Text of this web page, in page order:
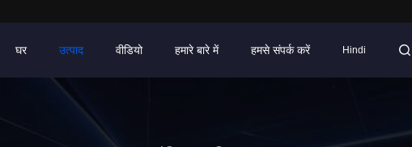
घर उत्पाद वीडियो हमारे बारे में हमसे संपर्क करें Hindi